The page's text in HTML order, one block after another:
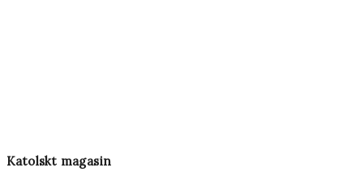
Katolskt magasin